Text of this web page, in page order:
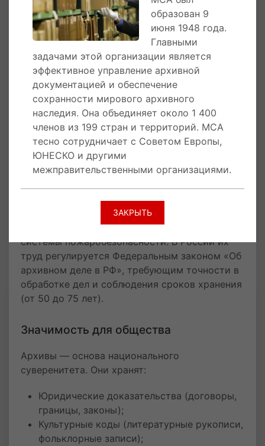
поврежденных документов, улучшения систем
хранения.
Архивисты: профессия вне времени
Работа архивиста — это не только
систематизация документов. Специалисты
обеспечивают научную реставрацию ветхих
материалов (например, метрических книг XIX
века), борются с последствиями войн и
катастроф, как в Абхазии, где в 1992 году
огонь уничтожил уникальные фонды.
традиционные методы с цифровыми
технологиями: оцифровывают документы,
создают онлайн-каталоги, настраивают
системы пожаробезопасности. В России их
труд регулируется Федеральным законом «Об
архивном деле в РФ», требующим точности в
обработке дел и соблюдения сроков хранения
(от 50 до 75 лет).
Значимость для общества
Архивы — основа национального
суверенитета. Они хранят:
Юридические доказательства (договоры,
границы, законы);
Культурные коды (литературные рукописи,
фольклорные записи);
образован 9
июня 1948 года.
Главными
задачами этой организации является
эффективное управление архивной
документацией и обеспечение
сохранности мирового архивного
наследия. Она объединяет около 1 400
членов из 199 стран и территорий. МСА
тесно сотрудничает с Советом Европы,
ЮНЕСКО и другими
межправительственными организациями.
ЗАКРЫТЬ